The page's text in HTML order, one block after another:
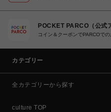
POCKET PARCO（公式
コイン＆クーポンでPARCOで
カテゴリー
全カテゴリーから探す
culture TOP